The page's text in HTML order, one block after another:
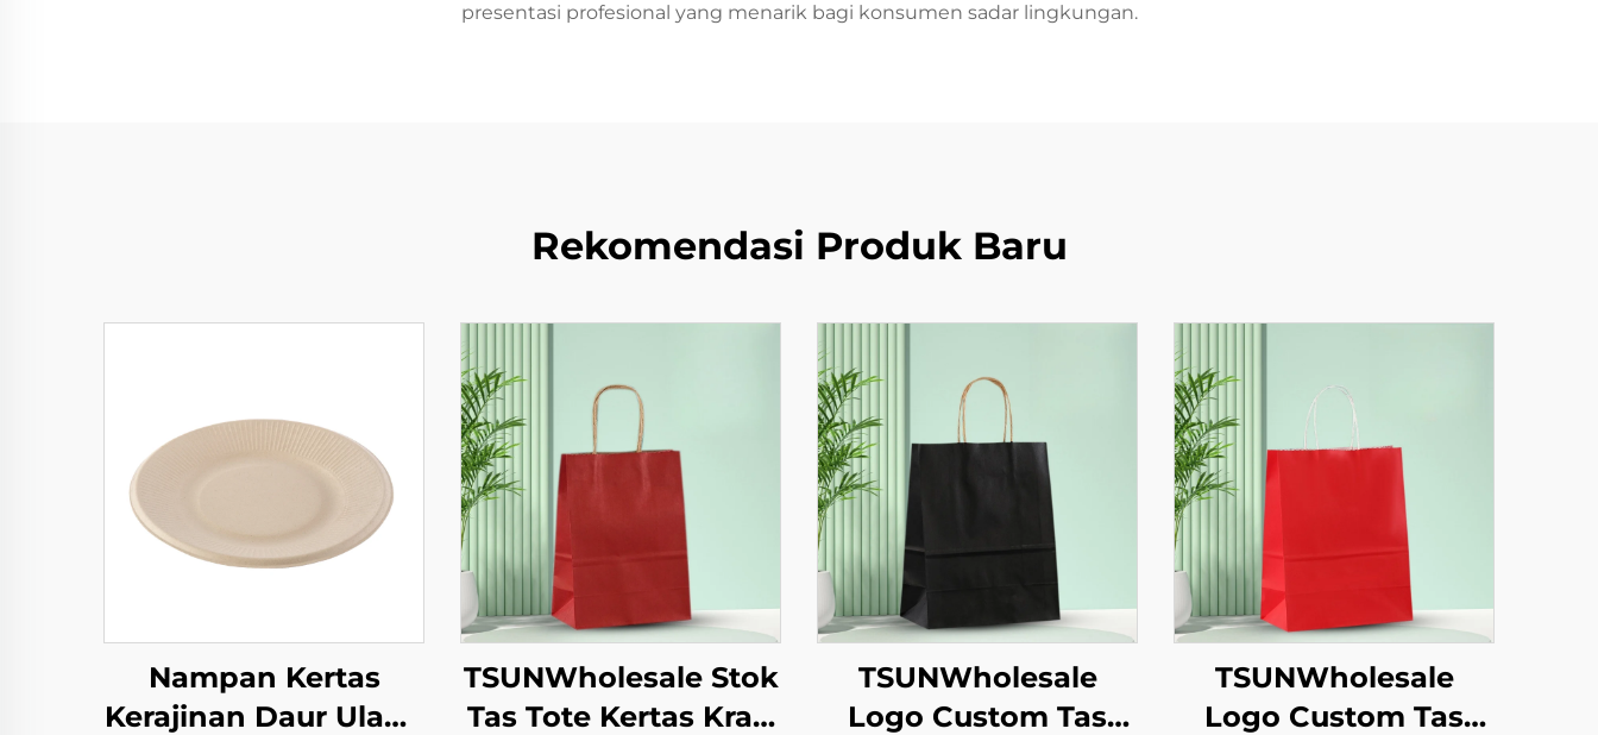
presentasi profesional yang menarik bagi konsumen sadar lingkungan.
Rekomendasi Produk Baru
Nampan Kertas
Kerajinan Daur Ulang
TSUNWholesale Stok
Tas Tote Kertas Kraft
TSUNWholesale
Logo Custom Tas
TSUNWholesale
Logo Custom Tas